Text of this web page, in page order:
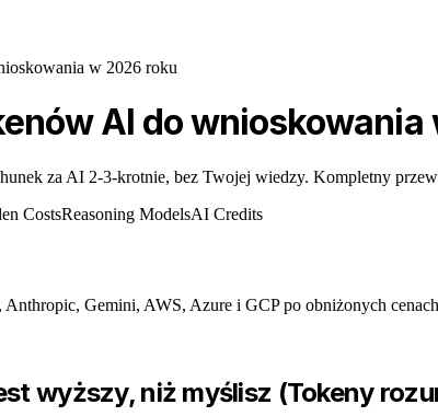
w 2026 roku
AI do wnioskowania
za AI 2-3-krotnie, bez Twojej wiedzy. Kompletny
CostsReasoning ModelsAI Credits
Gemini, AWS, Azure i GCP po obniżonych
wyższy, niż myślisz (Tokeny